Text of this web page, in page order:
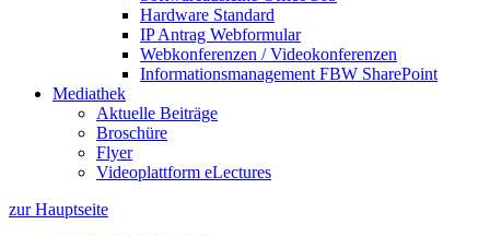
Hardware Standard
IP Antrag Webformular
Webkonferenzen / Videokonferenzen
Informationsmanagement FBW SharePoint
Mediathek
Aktuelle Beiträge
Broschüre
Flyer
Videoplattform eLectures
zur Hauptseite